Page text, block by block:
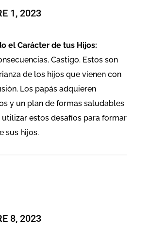
1, 2023
el Carácter de tus Hijos:
Castigo. Estos son
de los hijos que vienen con
Los papás adquieren
y un plan de formas saludables
utilizar estos desafíos para formar
sus hijos.
8, 2023